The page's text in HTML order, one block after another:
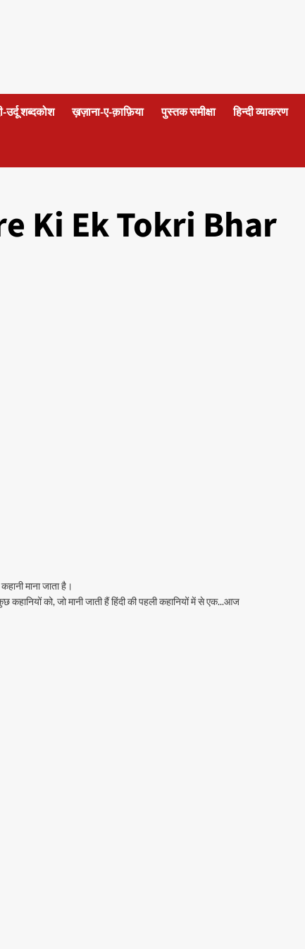
उर्दू शब्दकोश ख़ज़ाना-ए-क़ाफ़िया पुस्तक समीक्षा हिन्दी व्याकरण
Ki Ek Tokri Bhar
माना जाता है।
को, जो मानी जाती हैं हिंदी की पहली कहानियों में से एक...आज